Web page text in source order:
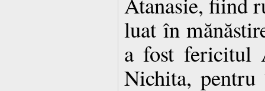
luat în
a fost fericitul
Nichita, pentru